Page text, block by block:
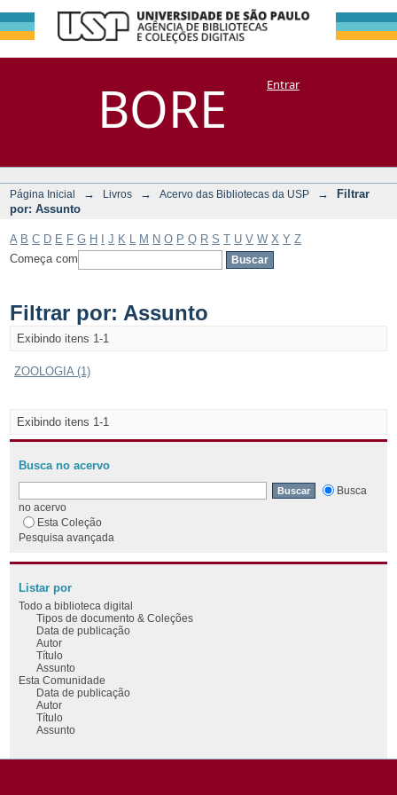
BORE
Filtrar por:
Assunto
DSpace/Manakin + CoriscoEntrar
Página Inicial → Livros → Acervo das Bibliotecas da USP →
Filtrar
por: Assunto
A B C D E F G H J K M N O P Q R S T U V W X Y Z
Começa com
Filtrar por: Assunto
Exibindo itens 1-1
ZOOLOGIA (1)
Exibindo itens 1-1
Busca no acervo
Busca
no acervo
Esta Coleção
Pesquisa avançada
Listar por
Todo a biblioteca digital
Tipos de documento & Coleções
Data de publicação
Autor
Título
Assunto
Esta Comunidade
Data de publicação
Autor
Título
Assunto